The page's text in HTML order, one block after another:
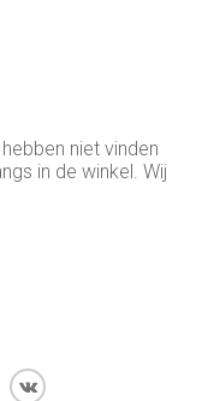
niet vinden
in de winkel. Wij